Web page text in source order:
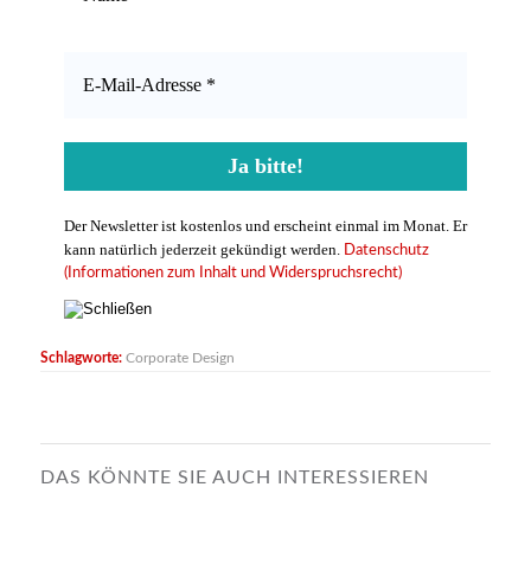
Der Newsletter ist kostenlos und erscheint einmal im Monat. Er
kann natürlich jederzeit gekündigt werden.
Datenschutz
(Informationen zum Inhalt und Widerspruchsrecht)
Schlagworte: Corporate Design
DAS KÖNNTE SIE AUCH INTERESSIEREN